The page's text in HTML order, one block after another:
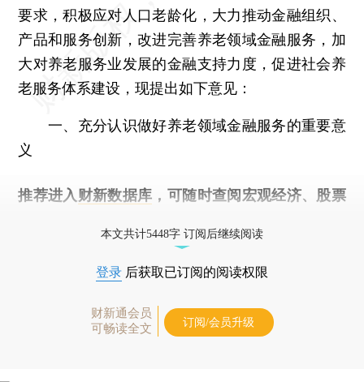
要求，积极应对人口老龄化，大力推动金融组织、
产品和服务创新，改进完善养老领域金融服务，加
大对养老服务业发展的金融支持力度，促进社会养
老服务体系建设，现提出如下意见：
一、充分认识做好养老领域金融服务的重要意
义
推荐进入 财新数据库 ，可随时查阅宏观经济、股票
本文共计5448字 订阅后继续阅读
登录 后获取已订阅的阅读权限
财新通会员
可畅读全文
订阅/会员升级